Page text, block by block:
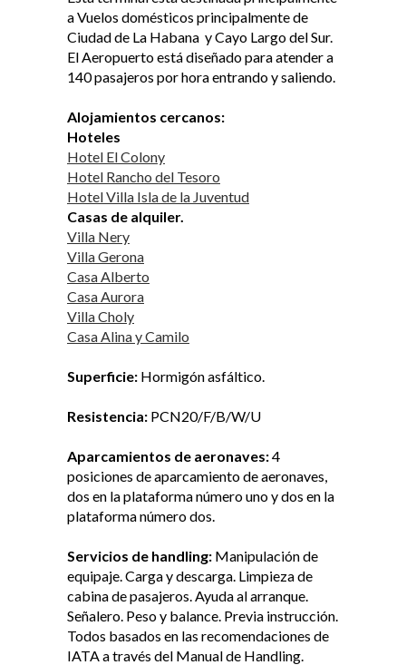
a Vuelos domésticos principalmente de
Ciudad de La Habana y Cayo Largo del Sur.
El Aeropuerto está diseñado para atender a
140 pasajeros por hora entrando y saliendo.
Alojamientos cercanos:
Hoteles
Hotel El Colony
Hotel Rancho del Tesoro
Hotel Villa Isla de la Juventud
Casas de alquiler.
Villa Nery
Villa Gerona
Casa Alberto
Casa Aurora
Villa Choly
Casa Alina y Camilo
Superficie: Hormigón asfáltico.
Resistencia: PCN20/F/B/W/U
Aparcamientos de aeronaves:4
posiciones de aparcamiento de aeronaves,
dos en la plataforma número uno y dos en la
plataforma número dos.
Servicios de handling: Manipulación de
equipaje. Carga y descarga. Limpieza de
cabina de pasajeros. Ayuda al arranque.
Señalero. Peso y balance. Previa instrucción.
Todos basados en las recomendaciones de
IATA a través del Manual de Handling.